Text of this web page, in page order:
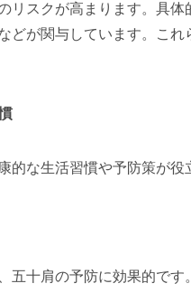
リスクが高まります。具
どが関与しています。こ
的な生活習慣や予防策が役
五十肩の予防に効果的で